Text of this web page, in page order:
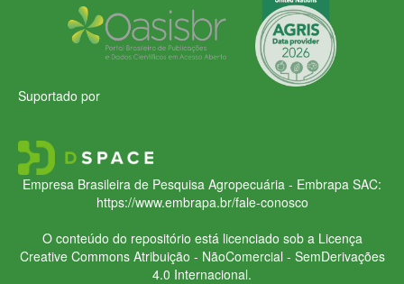
Suportado por
Empresa Brasileira de Pesquisa Agropecuária - Embrapa SAC:
https://www.embrapa.br/fale-conosco
O conteúdo do repositório está licenciado sob a Licença
Creative CommonsAtribuição - NãoComercial - SemDerivações
4.0 Internacional.